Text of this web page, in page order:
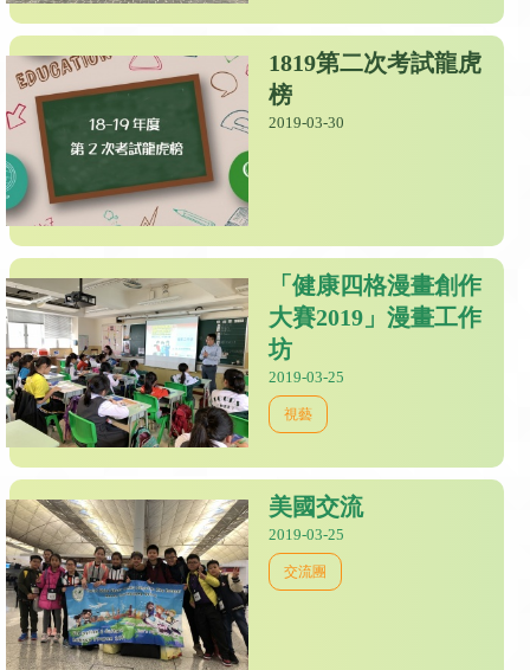
1819第二次考試龍虎
榜
2019-03-30
「健康四格漫畫創作
大賽2019」漫畫工作
坊
2019-03-25
視藝
美國交流
2019-03-25
交流團